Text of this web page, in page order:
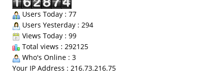
Users Today : 77
Users Yesterday : 294
Views Today : 99
Total views : 292125
Who's Online : 3
Your IP Address : 216.73.216.75